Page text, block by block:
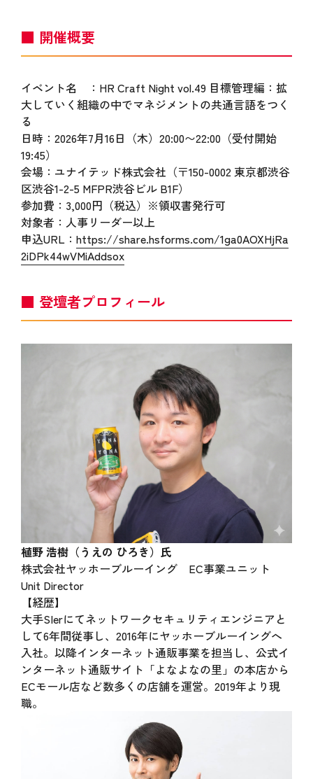
■ 開催概要
イベント名 ：HR Craft Night vol.49 目標管理編：拡
大していく組織の中でマネジメントの共通言語をつく
る
日時：2026年7月16日（木）20:00〜22:00（受付開始
19:45）
会場：ユナイテッド株式会社（〒150-0002 東京都渋谷
区渋谷1-2-5 MFPR渋谷ビル B1F）
参加費：3,000円（税込）※領収書発行可
対象者：人事リーダー以上
申込URL： https://share.hsforms.com/1ga0AOXHjRa
2iDPk44wVMiAddsox
■ 登壇者プロフィール
植野 浩樹（うえの ひろき）氏
株式会社ヤッホーブルーイング EC事業ユニット
Unit Director
【経歴】
大手SIerにてネットワークセキュリティエンジニアと
して6年間従事し、2016年にヤッホーブルーイングへ
入社。以降インターネット通販事業を担当し、公式イ
ンターネット通販サイト「よなよなの里」の本店から
ECモール店など数多くの店舗を運営。2019年より現
職。